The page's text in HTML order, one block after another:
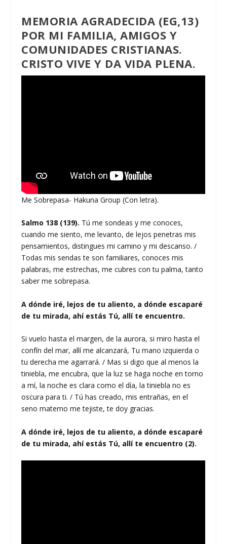
MEMORIA AGRADECIDA (EG,13)
POR MI FAMILIA, AMIGOS Y
COMUNIDADES CRISTIANAS.
CRISTO VIVE Y DA VIDA PLENA.
Me Sobrepasa- Hakuna Group (Con letra).
Salmo 138 (139). Tú me sondeas y me conoces,
cuando me siento, me levanto, de lejos penetras mis
pensamientos, distingues mi camino y mi descanso. /
Todas mis sendas te son familiares, conoces mis
palabras, me estrechas, me cubres con tu palma, tanto
saber me sobrepasa.
A dónde iré, lejos de tu aliento, a dónde escaparé
de tu mirada, ahí estás Tú, allí te encuentro.
Si vuelo hasta el margen, de la aurora, si miro hasta el
confín del mar, allí me alcanzará, Tu mano izquierda o
tu derecha me agarrará. / Mas si digo que al menos la
tiniebla, me encubra, que la luz se haga noche en torno
a mí, la noche es clara como el día, la tiniebla no es
oscura para ti. / Tú has creado, mis entrañas, en el
seno materno me tejiste, te doy gracias.
A dónde iré, lejos de tu aliento, a dónde escaparé
de tu mirada, ahí estás Tú, allí te encuentro (2).